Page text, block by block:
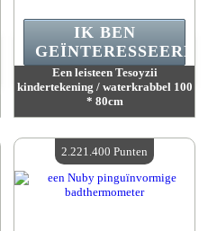
Een leisteen Tesoyzii
kindertekening / waterkrabbel 100
* 80cm
Beschikbare hoeveelheid :4
IK BEN
GEÏNTERESSEERD.
2.221.400 Punten